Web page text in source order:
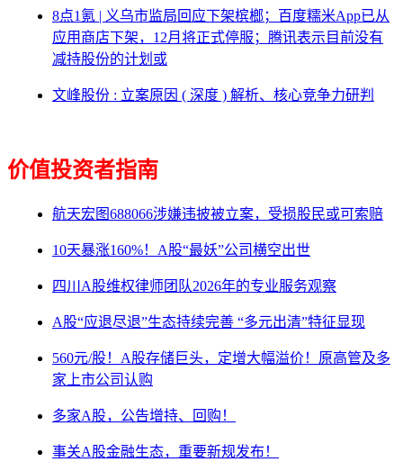
8点1氪 | 义乌市监局回应下架槟榔；百度糯米App已从
应用商店下架，12月将正式停服；腾讯表示目前没有
减持股份的计划或
文峰股份 : 立案原因 ( 深度 ) 解析、核心竞争力研判
价值投资者指南
航天宏图688066涉嫌违披被立案，受损股民或可索赔
10天暴涨160%！A股“最妖”公司横空出世
四川A股维权律师团队2026年的专业服务观察
A股“应退尽退”生态持续完善 “多元出清”特征显现
560元/股！A股存储巨头，定增大幅溢价！原高管及多
家上市公司认购
多家A股，公告增持、回购！
事关A股金融生态，重要新规发布！